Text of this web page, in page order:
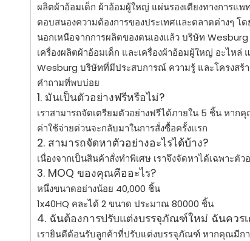
ผลิตผ้าอ้อมเด็ก ผ้าอ้อมผู้ใหญ่ แผ่นรองเตียงทางการแ
ตอบสนองความต้องการของประเทศและตลาดต่าง
นอกเหนือจากการผลิตของตนเองแล้ว บริษัท
เครื่องผลิตผ้าอ้อมเด็ก และเครื่องผ้าอ้อมผู้ใหญ่ อะไห
Wesburg บริษัทที่มีประสบการณ์ ความรู้ และโครงสร้
คำถามที่พบบ่อย
1. มันเป็นตัวอย่างฟรีหรือไม่?
เราสามารถจัดเตรียมตัวอย่างฟรีได้ภายใน 5 ชิ้น หาก
ค่าใช้จ่ายด่วนจะกลับมาในการสั่งซื้อครั้งแรก
2. สามารถจัดหาตัวอย่างอะไรได้บ้าง?
เนื่องจากเป็นสินค้าสั่งทำพิเศษ เราจึงจัดหาได้เฉพาะ
3. MOQ ของคุณคืออะไร?
หนึ่งขนาดอย่างน้อย 40,000 ชิ้น
1x40HQ คละได้ 2 ขนาด ประมาณ 80000 ชิ้น
4. ฉันต้องการปรับแต่งบรรจุภัณฑ์ใหม่ ฉันควร
เรายินดีต้อนรับลูกค้าที่ปรับแต่งบรรจุภัณฑ์ หากคุณมีก